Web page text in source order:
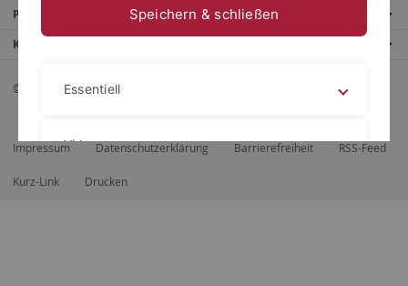
Portale
Kontaktinfo
© 2026 Eberhard Karls Universität Tübingen, Tübingen
Impressum Datenschutzerklärung Barrierefreiheit RSS-Feed
Kurz-Link Drucken
Speichern & schließen
Essentiell
Videos